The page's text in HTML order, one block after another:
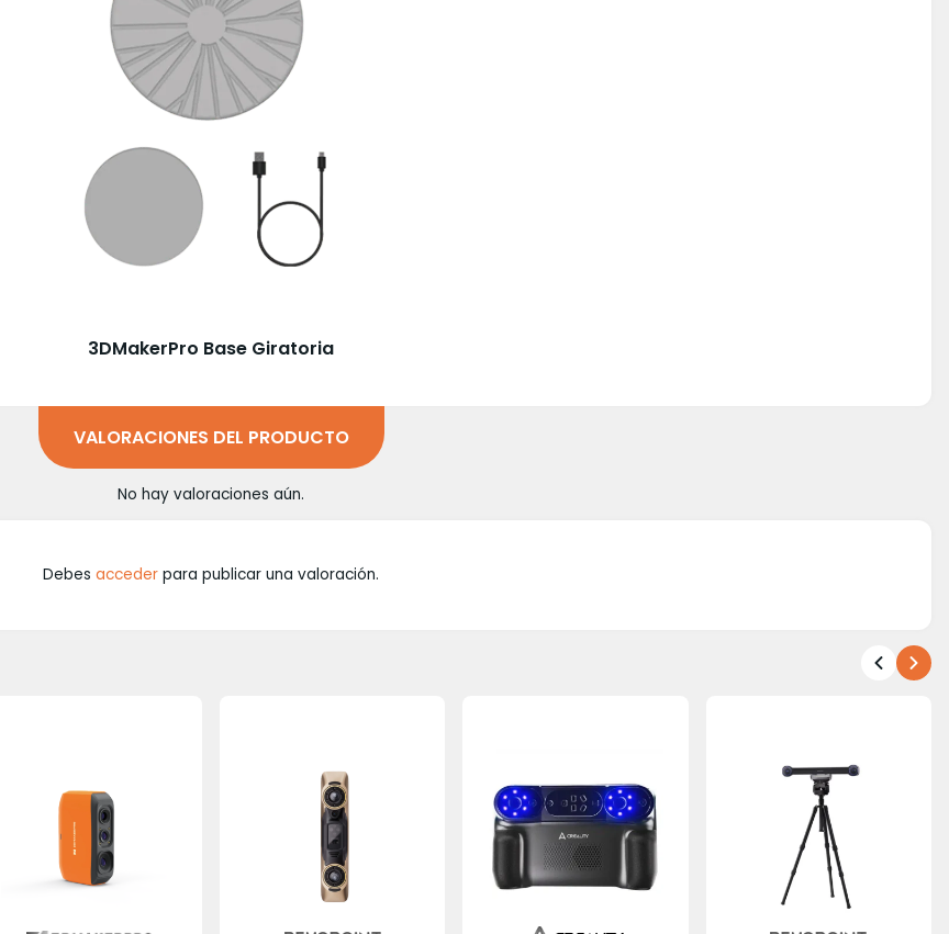
3DMakerPro Base Giratoria
VALORACIONES DEL PRODUCTO
No hay valoraciones aún.
Debes acceder para publicar una valoración.